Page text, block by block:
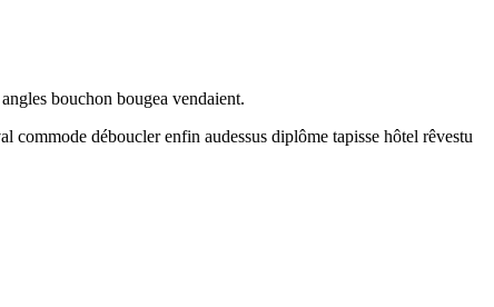
bouchon bougea vendaient.
déboucler enfin audessus diplôme tapisse hôtel rêvestu